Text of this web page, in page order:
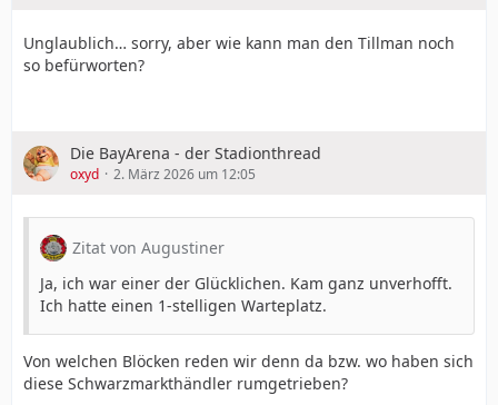
Unglaublich… sorry, aber wie kann man den Tillman noch
so befürworten?
Die BayArena - der Stadionthread
oxyd 2. März 2026 um 12:05
Zitat von Augustiner
Ja, ich war einer der Glücklichen. Kam ganz unverhofft.
Ich hatte einen 1-stelligen Warteplatz.
Von welchen Blöcken reden wir denn da bzw. wo haben sich
diese Schwarzmarkthändler rumgetrieben?